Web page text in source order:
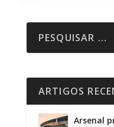
ARTIGOS
Arsenal